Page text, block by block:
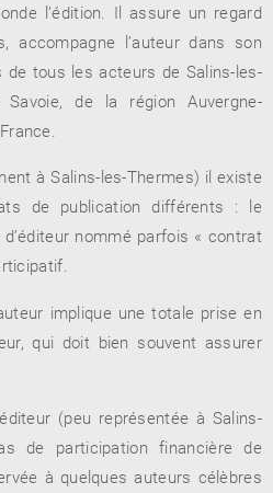
l’édition. Il assure un regard
accompagne l’auteur dans son
de tous les acteurs de Salins-les-
de la région Auvergne-
à Salins-les-Thermes) il existe
de publication différents : le
nommé parfois « contrat
implique une totale prise en
qui doit bien souvent assurer
(peu représentée à Salins-
de participation financière de
à quelques auteurs célèbres